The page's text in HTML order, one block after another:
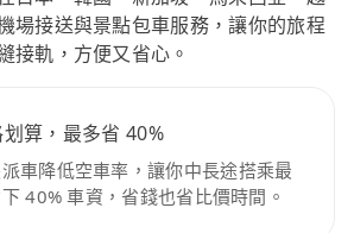
場接送與景點包車服務，讓你的旅程
接軌，方便又省心。
算，最多省 40%
車降低空車率，讓你中長途搭乘最
40% 車資，省錢也省比價時間。